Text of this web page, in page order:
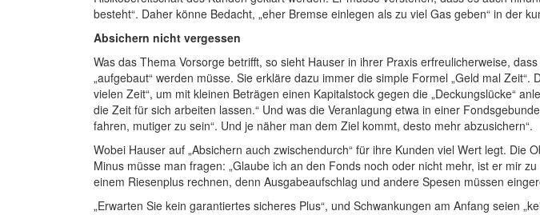
besteht“. Daher könne Bedacht, „eher Bremse einlegen als zu viel Gas geben“ in der
Absichern nicht vergessen
Was das Thema Vorsorge betrifft, so sieht Hauser in ihrer Praxis erfreulicherweise,
„aufgebaut“ werden müsse. Sie erkläre dazu immer die simple Formel „Geld mal
vielen Zeit“, um mit kleinen Beträgen einen Kapitalstock gegen die „Deckungslücke“
die Zeit für sich arbeiten lassen.“ Und was die Veranlagung etwa in einer
fahren, mutiger zu sein“. Und je näher man dem Ziel kommt, desto mehr abzusichern“.
Wobei Hauser auf „Absichern auch zwischendurch“ für ihre Kunden viel Wert legt.
Minus müsse man fragen: „Glaube ich an den Fonds noch oder nicht mehr, ist er mir
einem Riesenplus rechnen, denn Ausgabeaufschlag und andere Spesen müssen
„Erwarten Sie kein garantiertes sicheres Plus“, und Schwankungen am Anfang seien